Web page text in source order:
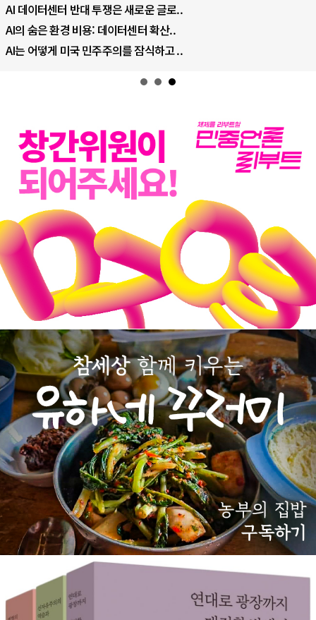
나토, 우크라 군사지원 2027년까지 공..
우크라이나, 덴마크, 에스토니아, 네덜란..
러·우크라, 대규모 공습 주고받아…민간 ..